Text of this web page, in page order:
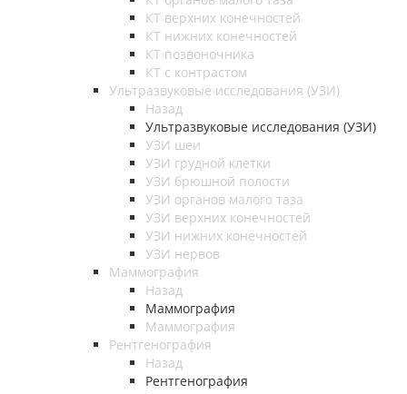
КТ верхних конечностей
КТ нижних конечностей
КТ позвоночника
КТ с контрастом
Ультразвуковые исследования (УЗИ)
Назад
Ультразвуковые исследования (УЗИ)
УЗИ шеи
УЗИ грудной клетки
УЗИ брюшной полости
УЗИ органов малого таза
УЗИ верхних конечностей
УЗИ нижних конечностей
УЗИ нервов
Маммография
Назад
Маммография
Маммография
Рентгенография
Назад
Рентгенография